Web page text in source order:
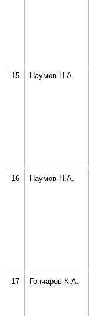
15 Наумов Н.А.
16 Наумов Н.А.
17 Гончаров К.А.